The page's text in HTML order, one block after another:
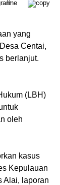
yang
Centai,
berlanjut.
(LBH)
oleh
kasus
Kepulauan
Alai, laporan